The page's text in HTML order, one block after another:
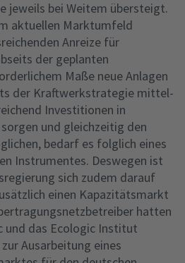
jeweils bei Weitem übersteigt.
aktuellen Marktumfeld
Anreize für
der geplanten
Maße neue Anlagen
der Kraftwerkstrategie mittel-
Investitionen in
und gleichzeitig den
bedarf es folglich eines
Instrumentes. Deswegen ist
sich zudem darauf
einen Kapazitätsmarkt
hatten
und das Ecologic Institut
Ausarbeitung eines